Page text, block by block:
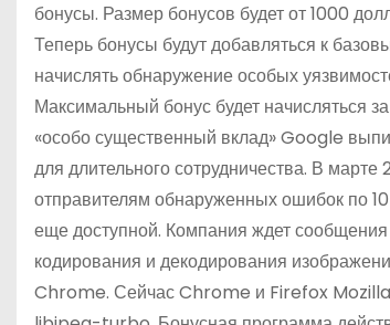
бонусы. Размер бонусов будет от 1000
Теперь бонусы будут добавляться к
начислять обнаружение особых
Максимальный бонус будет начисляться
«особо существенный вклад» Google
для длительного сотрудничества. В
отправителям обнаруженных ошибок по
еще доступной. Компания ждет
кодирования и декодирования
Chrome. Сейчас Chrome и Firefox Mozilla